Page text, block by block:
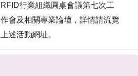
RFID行業組織圓桌會議第七次工
作會及相關專業論壇，詳情請流覽
上述活動網址。